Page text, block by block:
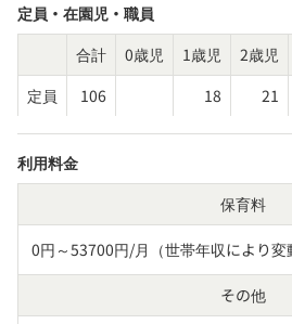
定員・在園児・職員
合計
0歳児 1歳児 2歳児
定員
106 18 21
利用料金
保育料
0円～53700円/月（世帯年収により変
その他